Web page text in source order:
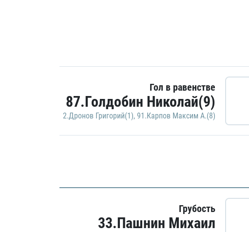
Гол в равенстве
87.Голдобин Николай(9)
2.Дронов Григорий(1), 91.Карпов Максим А.(8)
Грубость
33.Пашнин Михаил